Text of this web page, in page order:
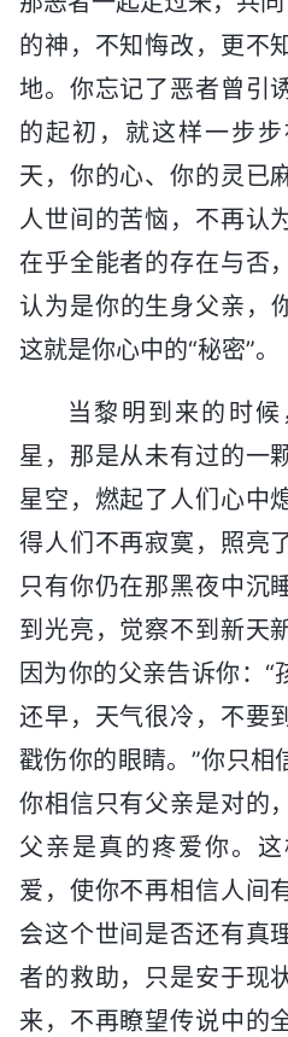
的神，不知悔改，更不
地。你忘记了恶者曾引
的起初，就这样一步
天，你的心、你的灵已
人世间的苦恼，不再认
在乎全能者的存在与否
认为是你的生身父亲
这就是你心中的“秘密”。
当黎明到来的时
星，那是从未有过的一
星空，燃起了人们心中
得人们不再寂寞，照亮
只有你仍在那黑夜中沉
到光亮，觉察不到新天
因为你的父亲告诉你：
还早，天气很冷，不要
戳伤你的眼睛。”你只相
你相信只有父亲是对的
父亲是真的疼爱你。
爱，使你不再相信人间
会这个世间是否还有真
者的救助，只是安于现
来，不再瞭望传说中的